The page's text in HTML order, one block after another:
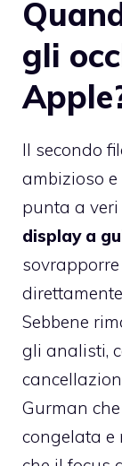
gli
Il secondo
ambizioso
punta a veri
display a
Sebbene
gli analisti,
Gurman
congelata e